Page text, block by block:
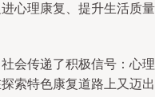
心理康复、提升生活质
会传递了积极信号：心
索特色康复道路上又迈